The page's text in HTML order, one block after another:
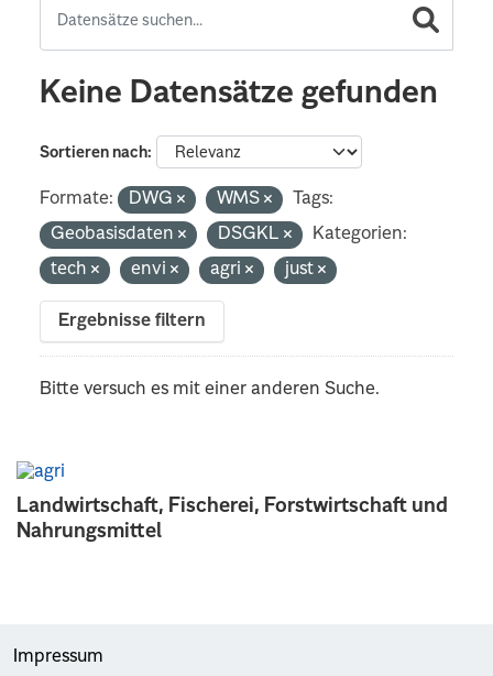
Landwirtschaft, Fischerei, Forstwirtschaft und
Nahrungsmittel
Keine Datensätze gefunden
Sortieren nach
Formate: DWG WMS
Tags:
Geobasisdaten
DSGKL
Kategorien:
tech
envi agri just
Ergebnisse filtern
Bitte versuch es mit einer anderen Suche.
Impressum